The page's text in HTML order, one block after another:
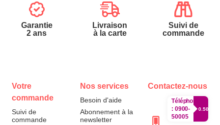
Garantie
2 ans
Livraison
à la carte
Suivi de
commande
Votre
commande
Suivi de
commande
Nos services
Besoin d'aide
Abonnement à la
newsletter
Contactez-nous
Téléphone
: 0900-
50005
0.50€/